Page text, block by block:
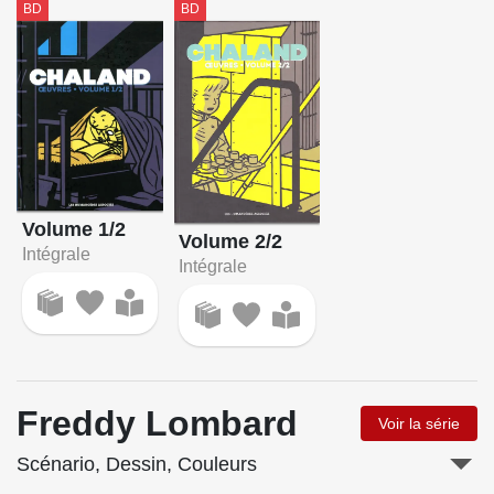
BD
Volume 1/2
Intégrale
BD
Volume 2/2
Intégrale
Freddy Lombard Voir la série
Scénario, Dessin, Couleurs